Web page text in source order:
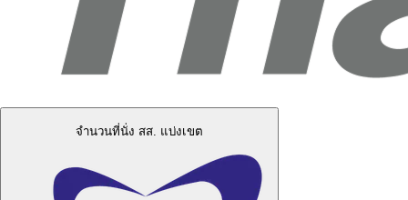
จำนวนที่นั่ง สส. แบ่งเขต